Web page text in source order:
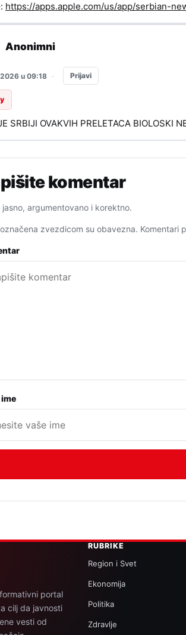
https://apps.apple.com/us/app/serbian-
Anonimni
u 09:18 · Prijavi
SRBIJI OVAKVIH PRELETACA BIOLOSKI
komentar
jasno, argumentovano i korektno.
zvezdicom su obavezna. Komentari
ime
portal
cilj da javnosti
vesti od
RUBRIKE
Region i Svet
Ekonomija
Politika
Zdravlje